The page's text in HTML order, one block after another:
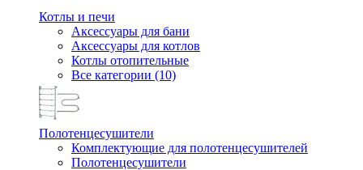
Котлы и печи
Аксессуары для бани
Аксессуары для котлов
Котлы отопительные
Все категории (10)
Полотенцесушители
Комплектующие для полотенцесушителей
Полотенцесушители